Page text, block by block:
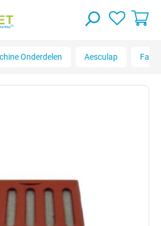
Onderdelen Aesculap